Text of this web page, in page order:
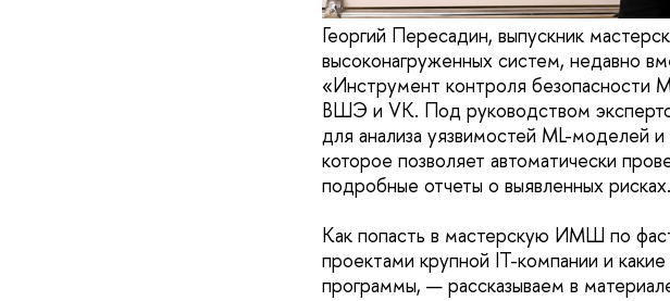
Георгий Пересадин, выпускник
высоконагруженных систем, недавно
«Инструмент контроля
ВШЭ и VK. Под руководством
для анализа уязвимостей ML-моделей
которое позволяет автоматически
подробные отчеты о выявленных рисках.
Как попасть в мастерскую ИМШ по
проектами крупной IT-компании и
программы, — рассказываем в